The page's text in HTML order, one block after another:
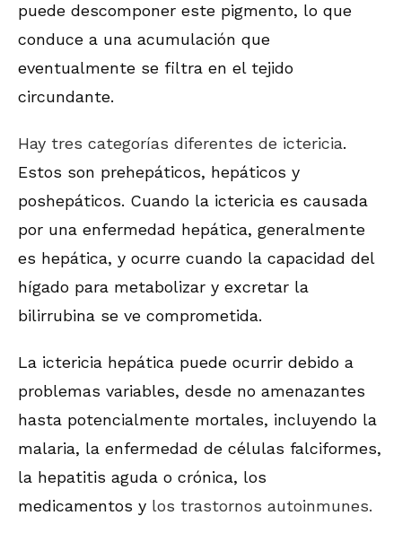
puede descomponer este pigmento, lo que
conduce a una acumulación que
eventualmente se filtra en el tejido
circundante.
Hay tres categorías diferentes de ictericia.
Estos son prehepáticos, hepáticos y
poshepáticos. Cuando la ictericia es causada
por una enfermedad hepática, generalmente
es hepática, y ocurre cuando la capacidad del
hígado para metabolizar y excretar la
bilirrubina se ve comprometida.
La ictericia hepática puede ocurrir debido a
problemas variables, desde no amenazantes
hasta potencialmente mortales, incluyendo la
malaria, la enfermedad de células falciformes,
la hepatitis aguda o crónica, los
medicamentos y los trastornos autoinmunes.